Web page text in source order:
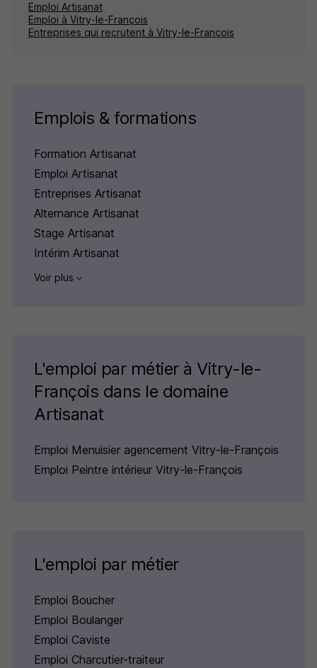
Emploi Artisanat
Emploi à Vitry-le-François
Entreprises qui recrutent à Vitry-le-François
Emplois & formations
Formation Artisanat
Emploi Artisanat
Entreprises Artisanat
Alternance Artisanat
Stage Artisanat
Intérim Artisanat
Voir plus
L'emploi par métier à Vitry-le-
François dans le domaine
Artisanat
Emploi Menuisier agencement Vitry-le-François
Emploi Peintre intérieur Vitry-le-François
L'emploi par métier
Emploi Boucher
Emploi Boulanger
Emploi Caviste
Emploi Charcutier-traiteur